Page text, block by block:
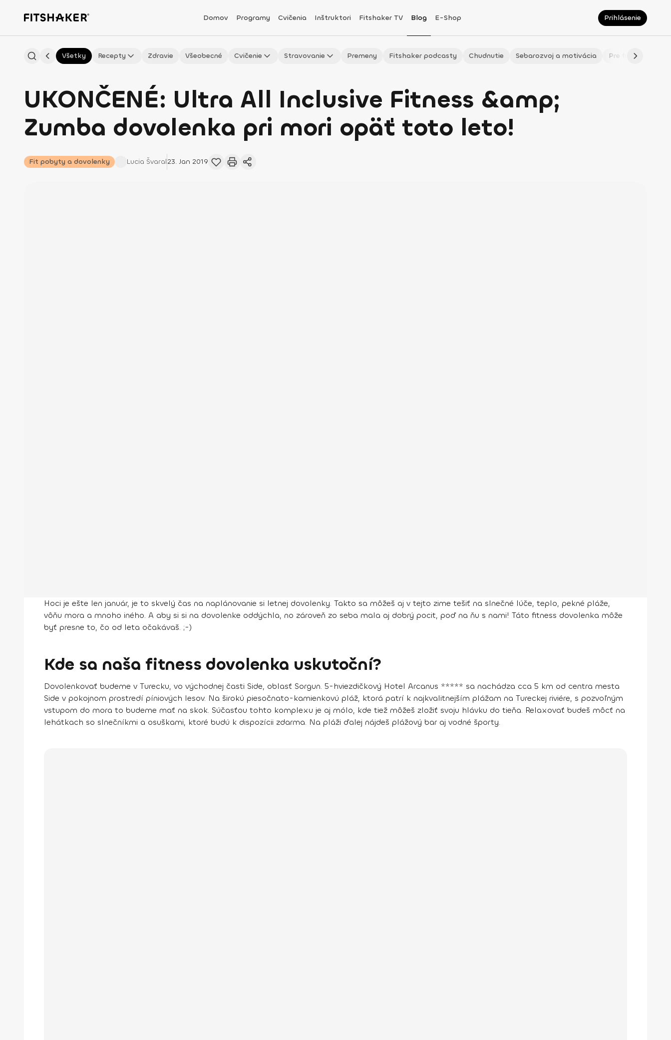
Domov Programy Cvičenia Inštruktori Fitshaker TV Blog E-Shop Prihlásenie
Všetky Recepty Zdravie Všeobecné Cvičenie Stravovanie Premeny Fitshaker podcasty Chudnutie Sebarozvoj a motivácia Pre fitmaminky
UKONČENÉ: Ultra All Inclusive Fitness &amp;
Zumba dovolenka pri mori opäť toto leto!
Fit pobyty a dovolenky Lucia Švaral23. Jan 2019
Hoci je ešte len január, je to skvelý čas na naplánovanie si letnej dovolenky. Takto sa môžeš aj v tejto zime tešiť na slnečné lúče, teplo, pekné pláže,
vôňu mora a mnoho iného. A aby si si na dovolenke oddýchla, no zároveň zo seba mala aj dobrý pocit, poď na ňu s nami! Táto fitness dovolenka môže
byť presne to, čo od leta očakávaš. ;-)
Kde sa naša fitness dovolenka uskutoční?
Dovolenkovať budeme v Turecku, vo východnej časti Side, oblasť Sorgun. 5-hviezdičkový Hotel Arcanus ***** sa nachádza cca 5 km od centra mesta
Side v pokojnom prostredí píniových lesov. Na širokú piesočnato-kamienkovú pláž, ktorá patrí k najkvalitnejším plážam na Tureckej riviére, s pozvoľným
vstupom do mora to budeme mať na skok. Súčasťou tohto komplexu je aj mólo, kde tiež môžeš zložiť svoju hlávku do tieňa. Relaxovať budeš môcť na
lehátkach so slnečníkmi a osuškami, ktoré budú k dispozícii zdarma. Na pláži ďalej nájdeš plážový bar aj vodné športy.